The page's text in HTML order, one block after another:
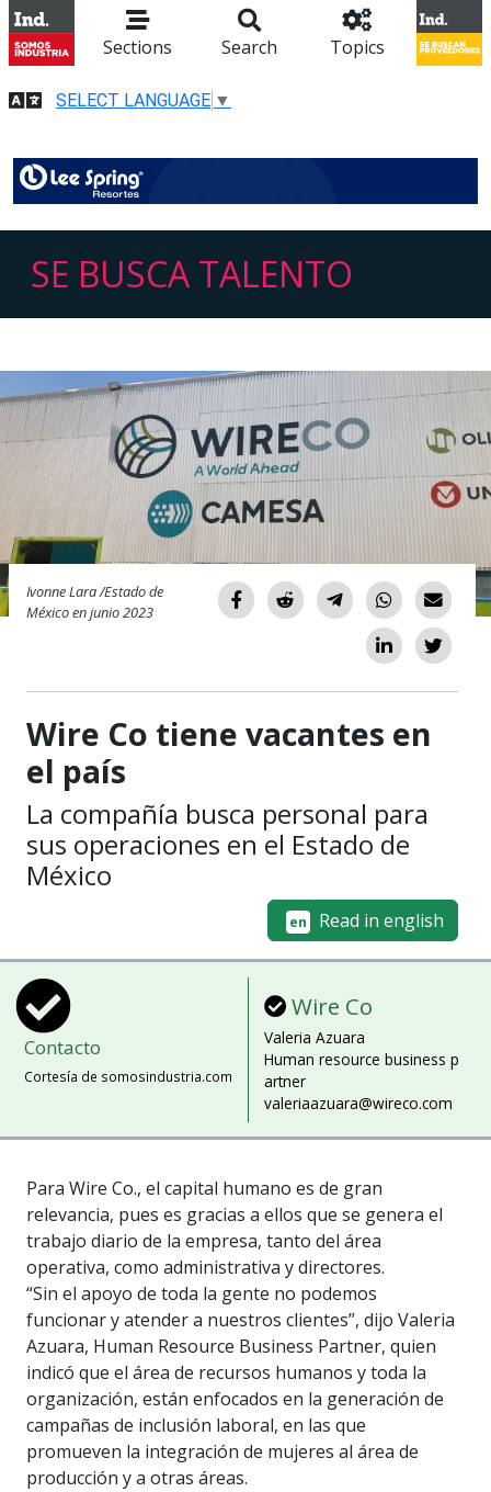
Sections Search Topics
SELECT LANGUAGE ▼
SE BUSCA TALENTO
Ivonne Lara /Estado de
México en junio 2023
Wire Co tiene vacantes en
el país
La compañía busca personal para
sus operaciones en el Estado de
México
en Read in english
Contacto
Cortesía de somosindustria.com
Wire Co
Valeria Azuara
Human resource business p
artner
valeriaazuara@wireco.com
Para Wire Co., el capital humano es de gran
relevancia, pues es gracias a ellos que se genera el
trabajo diario de la empresa, tanto del área
operativa, como administrativa y directores.
“Sin el apoyo de toda la gente no podemos
funcionar y atender a nuestros clientes”, dijo Valeria
Azuara, Human Resource Business Partner, quien
indicó que el área de recursos humanos y toda la
organización, están enfocados en la generación de
campañas de inclusión laboral, en las que
promueven la integración de mujeres al área de
producción y a otras áreas.